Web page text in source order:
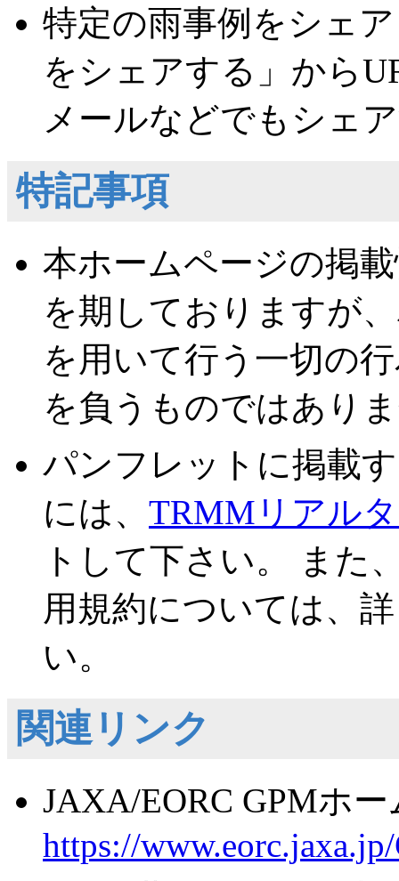
特定の雨事例をシェ
をシェアする」から
メールなどでもシェ
特記事項
本ホームページの掲
を期しておりますが
を用いて行う一切の
を負うものではあり
パンフレットに掲載
には、 TRMMリアル
トして下さい。 また
用規約については、
い。
関連リンク
JAXA/EORC GPMホ
https://